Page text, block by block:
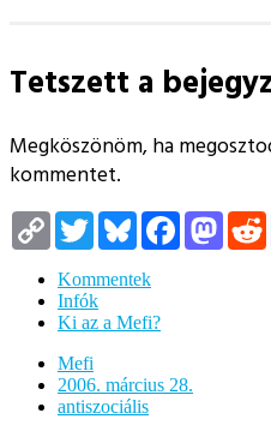
Tetszett a
Megköszönöm, ha
kommentet.
Copy
Link
TwitterBlueskyFacebook
Kommentek
Infók
Ki az a Mefi?
Mefi
2006. március 28.
antiszociális